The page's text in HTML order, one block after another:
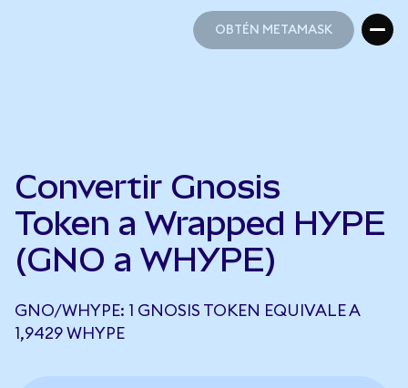
OBTÉN METAMASK
Convertir Gnosis
Token a Wrapped HYPE
(GNO a WHYPE)
GNO/WHYPE: 1 GNOSIS TOKEN EQUIVALE A
1,9429 WHYPE